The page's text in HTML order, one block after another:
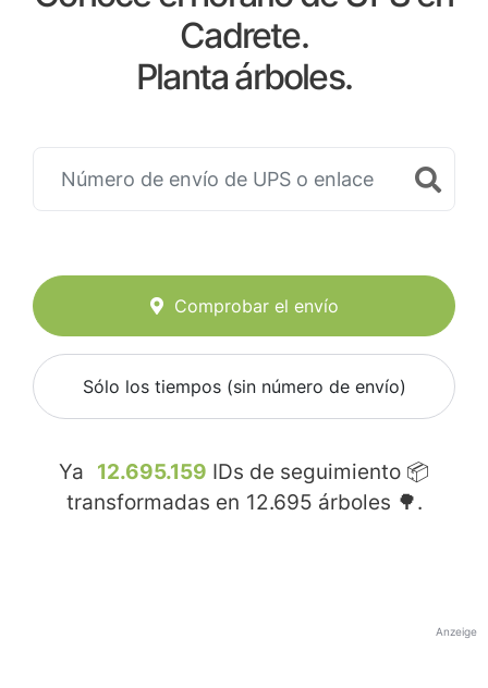
Cadrete.
Planta árboles.
Comprobar el envío
Sólo los tiempos (sin número de envío)
Ya 12.695.159 IDs de seguimiento 📦
transformadas en 12.695 árboles 🌳.
Anzeige